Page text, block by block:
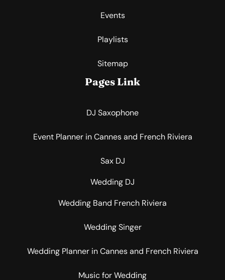
Events
Playlists
Sitemap
Pages Link
DJ Saxophone
Event Planner in Cannes and French Riviera
Sax DJ
Wedding DJ
Wedding Band French Riviera
Wedding Singer
Wedding Planner in Cannes and French Riviera
Music for Wedding